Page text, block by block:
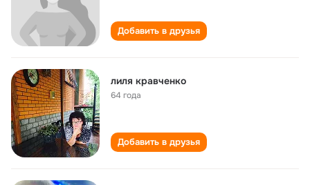
Добавить в друзья
лиля кравченко
64 года
Добавить в друзья